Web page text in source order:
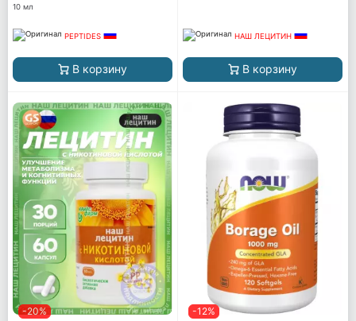
10 мл
PEPTIDES
В корзину
НАШ ЛЕЦИТИН
В корзину
-20% -12%